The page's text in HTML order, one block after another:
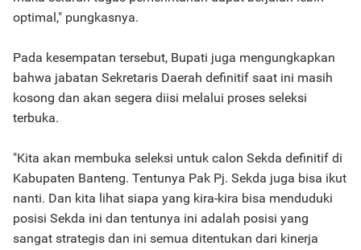
optimal," pungkasnya.
Pada kesempatan tersebut, Bupati juga mengungkapkan
bahwa jabatan Sekretaris Daerah definitif saat ini masih
kosong dan akan segera diisi melalui proses seleksi
terbuka.
"Kita akan membuka seleksi untuk calon Sekda definitif di
Kabupaten Banteng. Tentunya Pak Pj. Sekda juga bisa ikut
nanti. Dan kita lihat siapa yang kira-kira bisa menduduki
posisi Sekda ini dan tentunya ini adalah posisi yang
sangat strategis dan ini semua ditentukan dari kinerja